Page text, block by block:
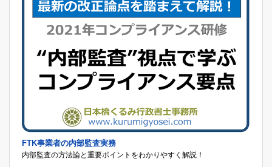
FTK事業者の内部監査実務
内部監査の方法論と重要ポイントをわかりやすく解説！